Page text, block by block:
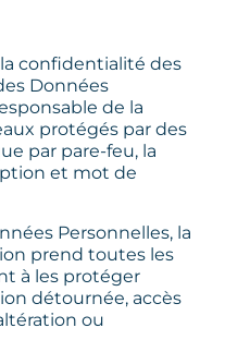
confidentialité des
Données
de la
protégés par des
par pare-feu, la
et mot de
Personnelles, la
prend toutes les
à les protéger
détournée, accès
ou